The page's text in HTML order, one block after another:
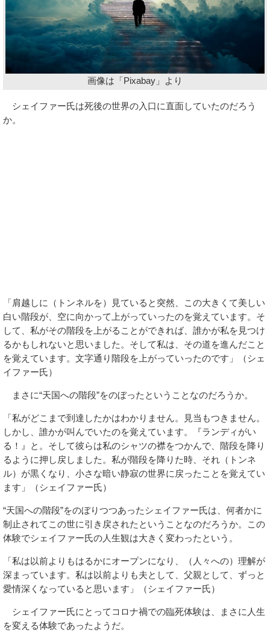
画像は「Pixabay」より
シェイファー氏は死後の世界の入口に直面していたのだろう
か。
「肩越しに（トンネルを）見ていると突然、この大きくて美しい
白い階段が、空に向かって上がっていったのを覚えています。そ
して、私がその階段を上がることができれば、誰かが私を見つけ
るかもしれないと思いました。そして私は、その道を進んだこと
を覚えています。文字通り階段を上がっていったのです」（シェ
イファー氏）
まさに“天国への階段”をのぼったということなのだろうか。
「私がどこまで到達したかはわかりません。見当もつきません。
しかし、誰かが叫んでいたのを覚えています。『ランディがい
る！』と。そして彼らは私のシャツの襟をつかんで、階段を降り
るように押し戻しました。私が階段を降りた時、それ（トンネ
ル）が黒くなり、小さな暗い静寂の世界に戻ったことを覚えてい
ます」（シェイファー氏）
“天国への階段”をのぼりつつあったシェイファー氏は、何者かに
制止されてこの世に引き戻されたということなのだろうか。この
体験でシェイファー氏の人生観は大きく変わったという。
「私は以前よりもはるかにオープンになり、（人々への）理解が
深まっています。私は以前よりも夫として、父親として、ずっと
愛情深くなっていると思います」（シェイファー氏）
シェイファー氏にとってコロナ禍での臨死体験は、まさに人生
を変える体験であったようだ。